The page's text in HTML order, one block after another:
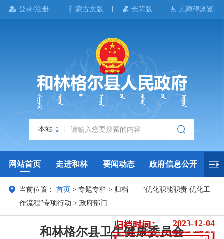
登录/注册 蒙古文版 长辈版 无障碍浏览
本站
网站首页 走进和林 要闻动态 政府信息公开
政务服务 政民互动 政府数据 专题专栏
当前位置：首页 >专题专栏 > 归档——“优化职能职责 优化工
作流程”专项行动 >政府部门
2023-12-04
和林格尔县卫生健康委员会